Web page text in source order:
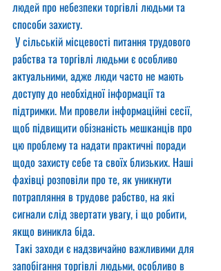
людей про небезпеки торгівлі людьми та
способи захисту.
У сільській місцевості питання трудового
рабства та торгівлі людьми є особливо
актуальними, адже люди часто не мають
доступу до необхідної інформації та
підтримки. Ми провели інформаційні сесії,
щоб підвищити обізнаність мешканців про
цю проблему та надати практичні поради
щодо захисту себе та своїх близьких. Наші
фахівці розповіли про те, як уникнути
потрапляння в трудове рабство, на які
сигнали слід звертати увагу, і що робити,
якщо виникла біда.
Такі заходи є надзвичайно важливими для
запобігання торгівлі людьми, особливо в